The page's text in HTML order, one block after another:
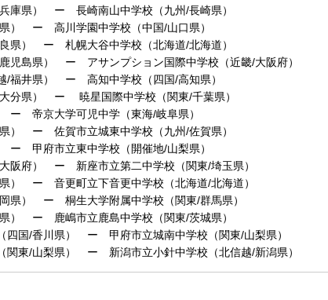
庫県） ー 長崎南山中学校（九州/長崎県）
） ー 高川学園中学校（中国/山口県）
県） ー 札幌大谷中学校（北海道/北海道）
児島県） ー アサンプション国際中学校（近畿/大阪府）
/福井県） ー 高知中学校（四国/高知県）
分県） ー 暁星国際中学校（関東/千葉県）
ー 帝京大学可児中学（東海/岐阜県）
） ー 佐賀市立城東中学校（九州/佐賀県）
ー 甲府市立東中学校（開催地/山梨県）
阪府） ー 新座市立第二中学校（関東/埼玉県）
） ー 音更町立下音更中学校（北海道/北海道）
県） ー 桐生大学附属中学校（関東/群馬県）
） ー 鹿嶋市立鹿島中学校（関東/茨城県）
四国/香川県） ー 甲府市立城南中学校（関東/山梨県）
関東/山梨県） ー 新潟市立小針中学校（北信越/新潟県）